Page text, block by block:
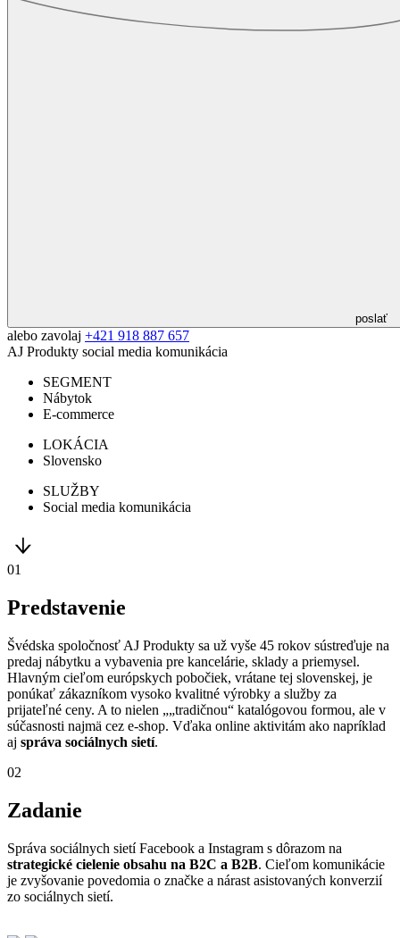
poslať
alebo zavolaj +421 918 887 657
AJ Produkty social media komunikácia
SEGMENT
Nábytok
E-commerce
LOKÁCIA
Slovensko
SLUŽBY
Social media komunikácia
01
Predstavenie
Švédska spoločnosť AJ Produkty sa už vyše 45 rokov sústreďuje na
predaj nábytku a vybavenia pre kancelárie, sklady a priemysel.
Hlavným cieľom európskych pobočiek, vrátane tej slovenskej, je
ponúkať zákazníkom vysoko kvalitné výrobky a služby za
prijateľné ceny. A to nielen „„tradičnou“ katalógovou formou, ale v
súčasnosti najmä cez e-shop. Vďaka online aktivitám ako napríklad
aj správa sociálnych sietí.
02
Zadanie
Správa sociálnych sietí Facebook a Instagram s dôrazom na
strategické cielenie obsahu na B2C a B2B. Cieľom komunikácie
je zvyšovanie povedomia o značke a nárast asistovaných konverzií
zo sociálnych sietí.